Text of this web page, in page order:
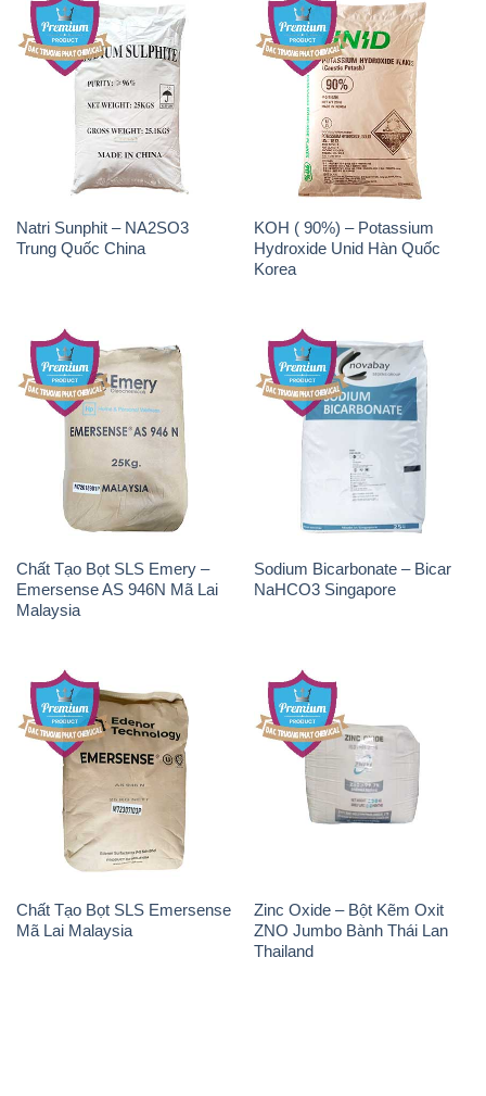
Natri Sunphit – NA2SO3
Trung Quốc China
KOH ( 90%) – Potassium
Hydroxide Unid Hàn Quốc
Korea
Chất Tạo Bọt SLS Emery –
Emersense AS 946N Mã Lai
Malaysia
Sodium Bicarbonate – Bicar
NaHCO3 Singapore
Chất Tạo Bọt SLS Emersense
Mã Lai Malaysia
Zinc Oxide – Bột Kẽm Oxit
ZNO Jumbo Bành Thái Lan
Thailand